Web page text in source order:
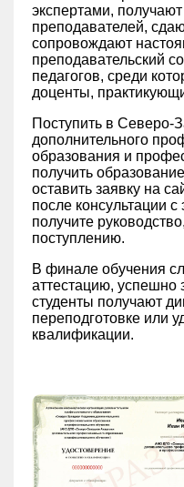
экспертами,
преподавателей,
сопровождают
преподавательский
педагогов, среди
доценты,
Поступить в
дополнительного
образования и
получить
оставить заявку на
после консультации
получите
поступлению.
В финале обучения
аттестацию,
студенты получают
переподготовке или
квалификации.